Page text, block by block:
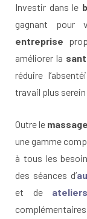
Investir dans le
gagnant pour
entreprise
améliorer la
réduire
travail plus
Outre le
une gamme
à tous les
des séances d’
et de